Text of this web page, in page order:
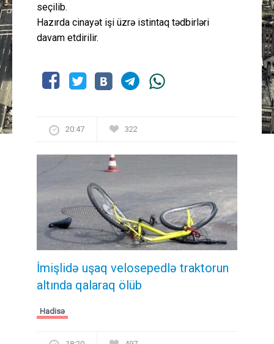
seçilib.
Hazırda cinayət işi üzrə istintaq tədbirləri
davam etdirilir.
20:47 322
İmişlidə uşaq velosepedlə traktorun
altında qalaraq ölüb
Hadisə